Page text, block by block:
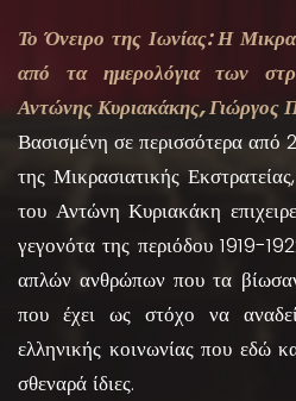
Το Όνειρο της Ιωνίας: Η
από τα ημερολόγια των
Αντώνης Κυριακάκης, Γιώργος
Βασισμένη σε περισσότερα από
της Μικρασιατικής
του Αντώνη Κυριακάκη
γεγονότα της περιόδου 1919-
απλών ανθρώπων που τα
που έχει ως στόχο να
ελληνικής κοινωνίας που εδώ
σθεναρά ίδιες.